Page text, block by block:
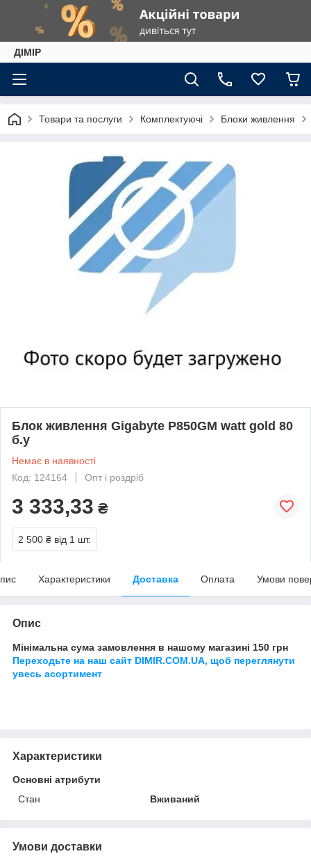
ДІМІР
Товари та послуги Комплектуючі Блоки живлення
Блок живлення Gigabyte P850GM watt gold 80
б.у
Немає в наявності
Код: 124164
Опт і роздріб
3 333,33 ₴
2 500 ₴ від 1 шт.
Характеристики Доставка Оплата Умови
Опис
Мінімальна сума замовлення в нашому магазині 150 грн
Переходьте на наш сайт DIMIR.COM.UA, щоб переглянути
увесь асортимент
Характеристики
Основні атрибути
Стан
Вживаний
Умови доставки